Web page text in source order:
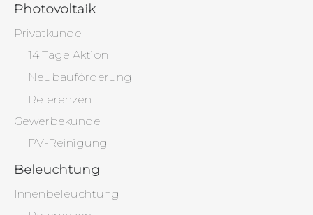
Photovoltaik
Privatkunde
14 Tage Aktion
Neubauförderung
Referenzen
Gewerbekunde
PV-Reinigung
Beleuchtung
Innenbeleuchtung